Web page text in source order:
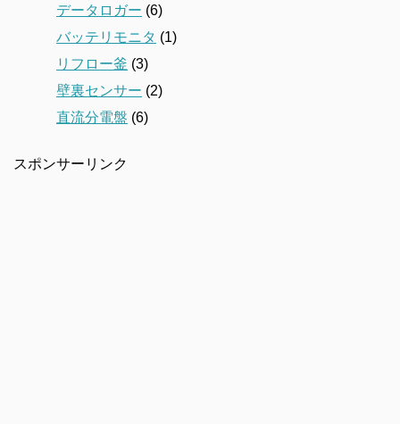
データロガー (6)
バッテリモニタ (1)
リフロー釜 (3)
壁裏センサー (2)
直流分電盤 (6)
スポンサーリンク